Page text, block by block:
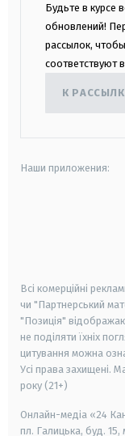
Будьте в курсе
обновлений!
рассылок,
соответствуют
К
Наши приложения:
Всі комерційні
чи "Партнерський
"Позиція"
не поділяти їхніх
цитування можна
Усі права захищені.
року (21+)
Онлайн-медіа «24
пл. Галицька, буд. 15,